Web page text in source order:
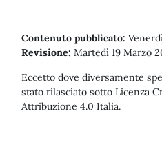
Contenuto pubblicato:
Revisione: Martedì 19 Marzo
Eccetto dove diversamente
stato rilasciato sotto Licenza
Attribuzione 4.0 Italia.